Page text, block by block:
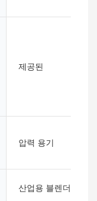
제공된
압력 용기
산업용 블렌더 믹서